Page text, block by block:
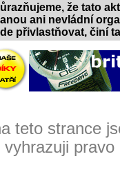
že tato
ani nevládní
přivlastňovat, činí
teto strance